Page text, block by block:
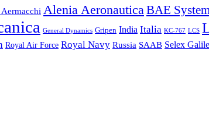
Alenia AeronauticaBAE
General Dynamics Gripen India Italia KC-767 LCS
Royal Air Force Royal Navy Russia SAAB Selex